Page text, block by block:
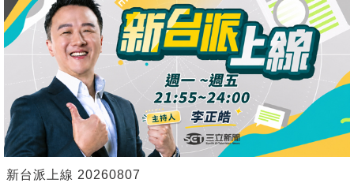
新台派上線 20260807